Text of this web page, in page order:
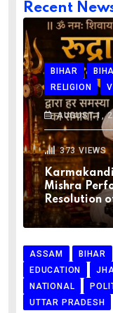
Recent
BIHAR
RELIGION
AUGUST 1,
373 VIEWS
Mishra
Resolution
ASSAM BIHAR
EDUCATION
NATIONAL
UTTAR PRADESH